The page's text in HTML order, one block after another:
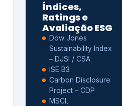
Índices,
Ratings e
Avaliação ESG
Dow Jones
Sustainability Index
– DJSI / CSA
ISE B3
Carbon Disclosure
Project – CDP
MSCI,